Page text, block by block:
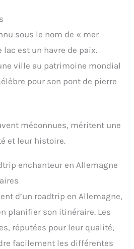
sous le nom de « mer
lac est un havre de paix.
ville au patrimoine mondial
pour son pont de pierre
méconnues, méritent une
et leur histoire.
enchanteur en Allemagne
d’un roadtrip en Allemagne,
planifier son itinéraire. Les
réputées pour leur qualité,
facilement les différentes